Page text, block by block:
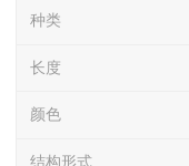
种类
长度
颜色
结构形式